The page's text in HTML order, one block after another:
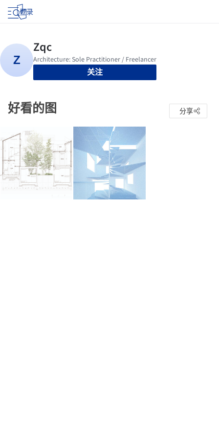
登录
关注
好看的图 分享